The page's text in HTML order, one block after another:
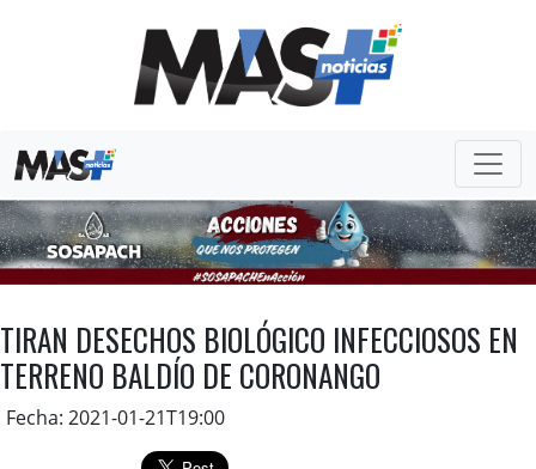
TIRAN DESECHOS BIOLÓGICO INFECCIOSOS EN
TERRENO BALDÍO DE CORONANGO
Fecha: 2021-01-21T19:00